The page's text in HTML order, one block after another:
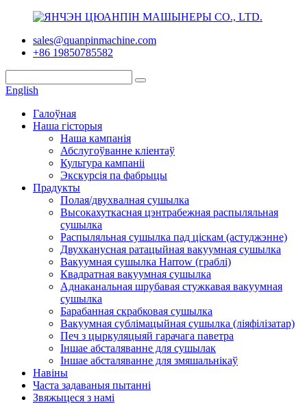
sales@quanpinmachine.com
+86 19850785582
English
Галоўная
Наша гісторыя
Наша кампанія
Абслугоўванне кліентаў
Культура кампаніі
Экскурсія па фабрыцы
Прадукты
Полая/двухвалная сушылка
Высокахуткасная цэнтрабежная распыляльная
сушылка
Распыляльная сушылка пад ціскам (астуджэнне)
Двухканусная ратацыйная вакуумная сушылка
Вакуумная сушылка Harrow (граблі)
Квадратная вакуумная сушылка
Аднаканальная шрубавая стужкавая вакуумная
сушылка
Барабанная скрабковая сушылка
Вакуумная сублімацыйная сушылка (ліяфілізатар)
Печ з цыркуляцыяй гарачага паветра
Іншае абсталяванне для сушылак
Іншае абсталяванне для змяшальнікаў
Навіны
Часта задаваныя пытанні
Звяжыцеся з намі